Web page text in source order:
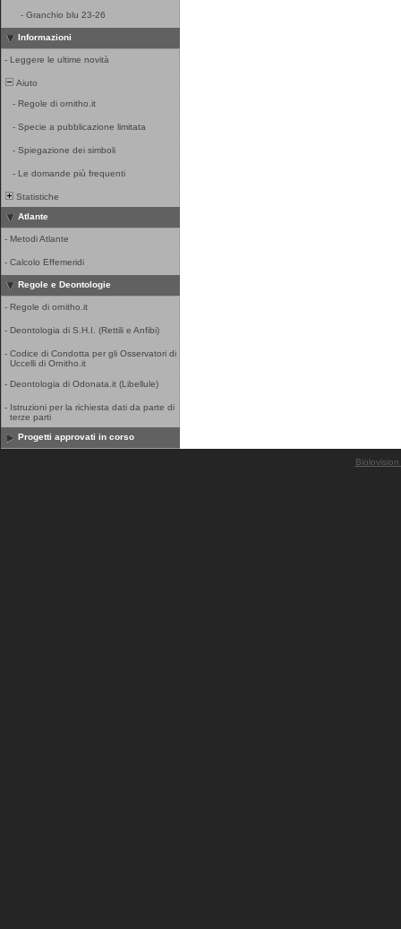
- Granchio blu 23-26
Informazioni
- Leggere le ultime novità
Aiuto
- Regole di ornitho.it
- Specie a pubblicazione limitata
- Spiegazione dei simboli
- Le domande più frequenti
Statistiche
Atlante
- Metodi Atlante
- Calcolo Effemeridi
Regole e Deontologie
- Regole di ornitho.it
- Deontologia di S.H.I. (Rettili e Anfibi)
- Codice di Condotta per gli Osservatori di
Uccelli di Ornitho.it
- Deontologia di Odonata.it (Libellule)
- Istruzioni per la richiesta dati da parte di
terze parti
Progetti approvati in corso
Biolovision